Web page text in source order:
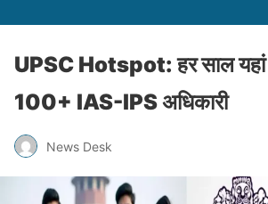
UPSC Hotspot: हर साल
100+ IAS-IPS अधिकारी
News Desk